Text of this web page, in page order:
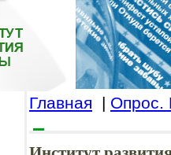
Главная | Опрос.